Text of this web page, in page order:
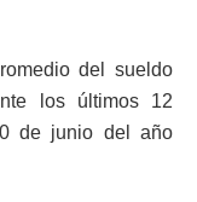
del sueldo
los últimos 12
de junio del año